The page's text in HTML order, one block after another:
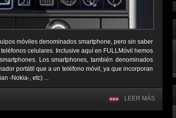
móviles denominados smartphone, pero sin saber
celulares. Inclusive aquí en FULLMóvil hemos
Los smartphones, también denominados
portátil que a un teléfono móvil, ya que incorporan
-Nokia-, etc) ...
LEER MÁS